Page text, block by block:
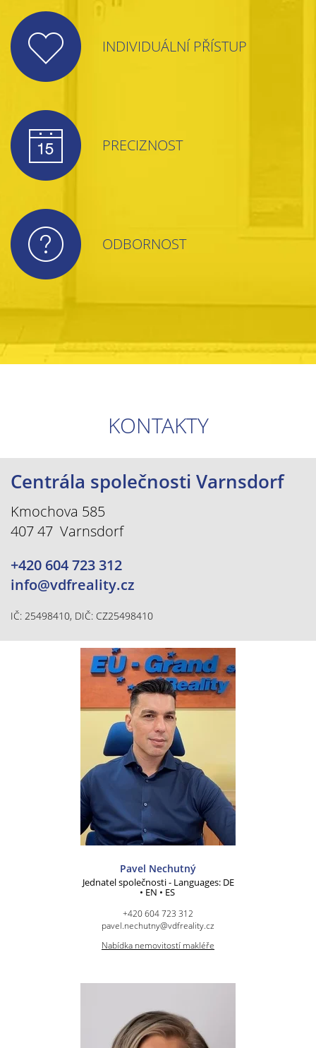
INDIVIDUÁLNÍ PŘÍSTUP
PRECIZNOST
ODBORNOST
KONTAKTY
Centrála společnosti Varnsdorf
Kmochova 585
407 47 Varnsdorf
+420 604 723 312
info@vdfreality.cz
IČ: 25498410, DIČ: CZ25498410
Pavel Nechutný
Jednatel společnosti - Languages: DE
• EN • ES
+420 604 723 312
pavel.nechutny@vdfreality.cz
Nabídka nemovitostí makléře